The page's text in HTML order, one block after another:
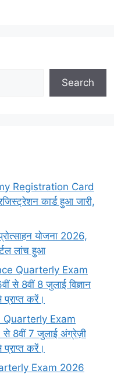
Search
Registration Card
कार्ड हुआ जारी,
योजना 2026,
लांच हुआ
Quarterly Exam
से 8वीं 8 जुलाई विज्ञान
प्राप्त करें।
Exam
से 8वीं 7 जुलाई अंग्रेज़ी
प्राप्त करें।
Exam 2026